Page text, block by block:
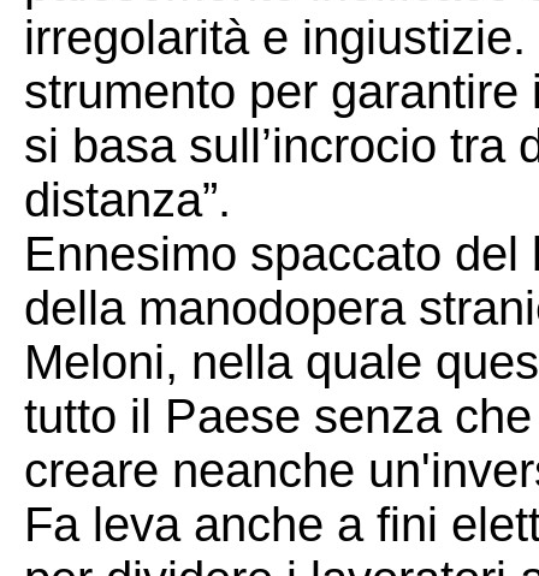
irregolarità e
strumento per
si basa sull’incrocio tra
distanza”.
Ennesimo spaccato
della manodopera
Meloni, nella quale
tutto il Paese senza
creare neanche
Fa leva anche a fini